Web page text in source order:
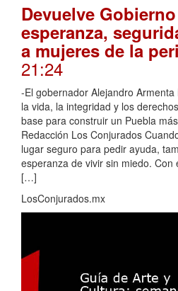
Devuelve
esperanza,
a mujeres de la
21:24
-El gobernador Alejandro
la vida, la integridad y los
base para construir un Puebla
Redacción Los Conjurados
lugar seguro para pedir ayuda,
esperanza de vivir sin miedo.
[…]
LosConjurados.mx